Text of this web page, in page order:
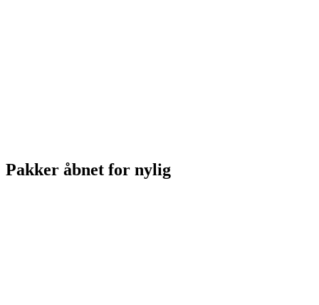
Pakker åbnet for nylig